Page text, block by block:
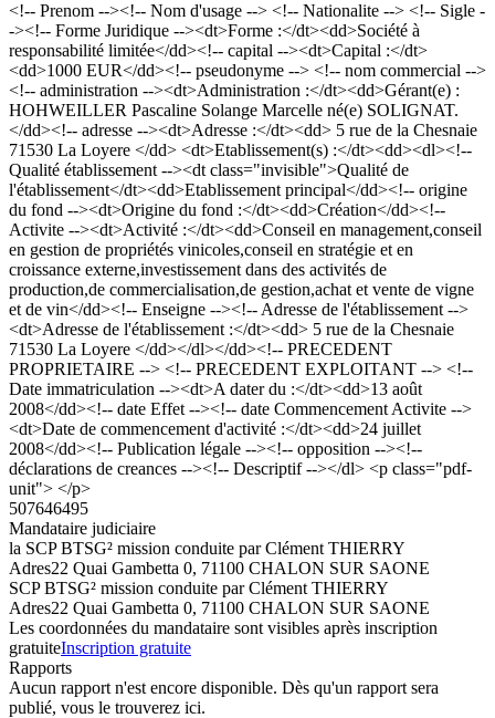
<!-- Prenom --><!-- Nom d'usage --> <!-- Nationalite --> <!-- Sigle -
-><!-- Forme Juridique --><dt>Forme :</dt><dd>Société à
responsabilité limitée</dd><!-- capital --><dt>Capital :</dt>
<dd>1000 EUR</dd><!-- pseudonyme --> <!-- nom commercial -->
<!-- administration --><dt>Administration :</dt><dd>Gérant(e) :
HOHWEILLER Pascaline Solange Marcelle né(e) SOLIGNAT.
</dd><!-- adresse --><dt>Adresse :</dt><dd> 5 rue de la Chesnaie
71530 La Loyere </dd> <dt>Etablissement(s) :</dt><dd><dl><!--
Qualité établissement --><dt class="invisible">Qualité de
l'établissement</dt><dd>Etablissement principal</dd><!-- origine
du fond --><dt>Origine du fond :</dt><dd>Création</dd><!--
Activite --><dt>Activité :</dt><dd>Conseil en management,conseil
en gestion de propriétés vinicoles,conseil en stratégie et en
croissance externe,investissement dans des activités de
production,de commercialisation,de gestion,achat et vente de vigne
et de vin</dd><!-- Enseigne --><!-- Adresse de l'établissement -->
<dt>Adresse de l'établissement :</dt><dd> 5 rue de la Chesnaie
71530 La Loyere </dd></dl></dd><!-- PRECEDENT
PROPRIETAIRE --> <!-- PRECEDENT EXPLOITANT --> <!--
Date immatriculation --><dt>A dater du :</dt><dd>13 août
2008</dd><!-- date Effet --><!-- date Commencement Activite -->
<dt>Date de commencement d'activité :</dt><dd>24 juillet
2008</dd><!-- Publication légale --><!-- opposition --><!--
déclarations de creances --><!-- Descriptif --></dl> <p class="pdf-
unit"> </p>
507646495
Mandataire judiciaire
la SCP BTSG² mission conduite par Clément THIERRY
Adres22 Quai Gambetta 0, 71100 CHALON SUR SAONE
SCP BTSG² mission conduite par Clément THIERRY
Adres22 Quai Gambetta 0, 71100 CHALON SUR SAONE
Les coordonnées du mandataire sont visibles après inscription
gratuiteInscription gratuite
Rapports
Aucun rapport n'est encore disponible. Dès qu'un rapport sera
publié, vous le trouverez ici.